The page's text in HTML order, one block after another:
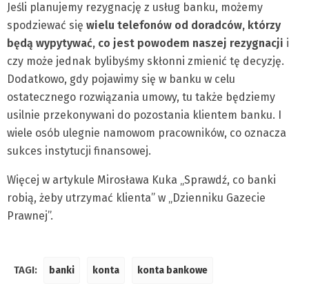
Jeśli planujemy rezygnację z usług banku, możemy
spodziewać się wielu telefonów od doradców, którzy
będą wypytywać, co jest powodem naszej rezygnacji i
czy może jednak bylibyśmy skłonni zmienić tę decyzję.
Dodatkowo, gdy pojawimy się w banku w celu
ostatecznego rozwiązania umowy, tu także będziemy
usilnie przekonywani do pozostania klientem banku. I
wiele osób ulegnie namowom pracowników, co oznacza
sukces instytucji finansowej.
Więcej w artykule Mirosława Kuka „Sprawdź, co banki
robią, żeby utrzymać klienta” w „Dzienniku Gazecie
Prawnej”.
TAGI: banki konta konta bankowe